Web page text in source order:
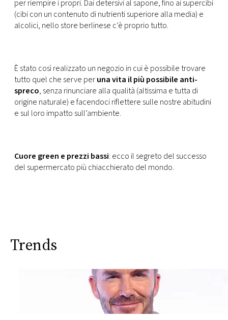
per riempire i propri. Dai detersivi al sapone, fino ai supercibi
(cibi con un contenuto di nutrienti superiore alla media) e
alcolici, nello store berlinese c’è proprio tutto.
È stato così realizzato un negozio in cui è possibile trovare
tutto quel che serve peruna vita il più possibile anti-
spreco, senza rinunciare alla qualità (altissima e tutta di
origine naturale) e facendoci riflettere sulle nostre abitudini
e sul loro impatto sull’ambiente.
Cuore green e prezzi bassi: ecco il segreto del successo
del supermercato più chiacchierato del mondo.
Trends